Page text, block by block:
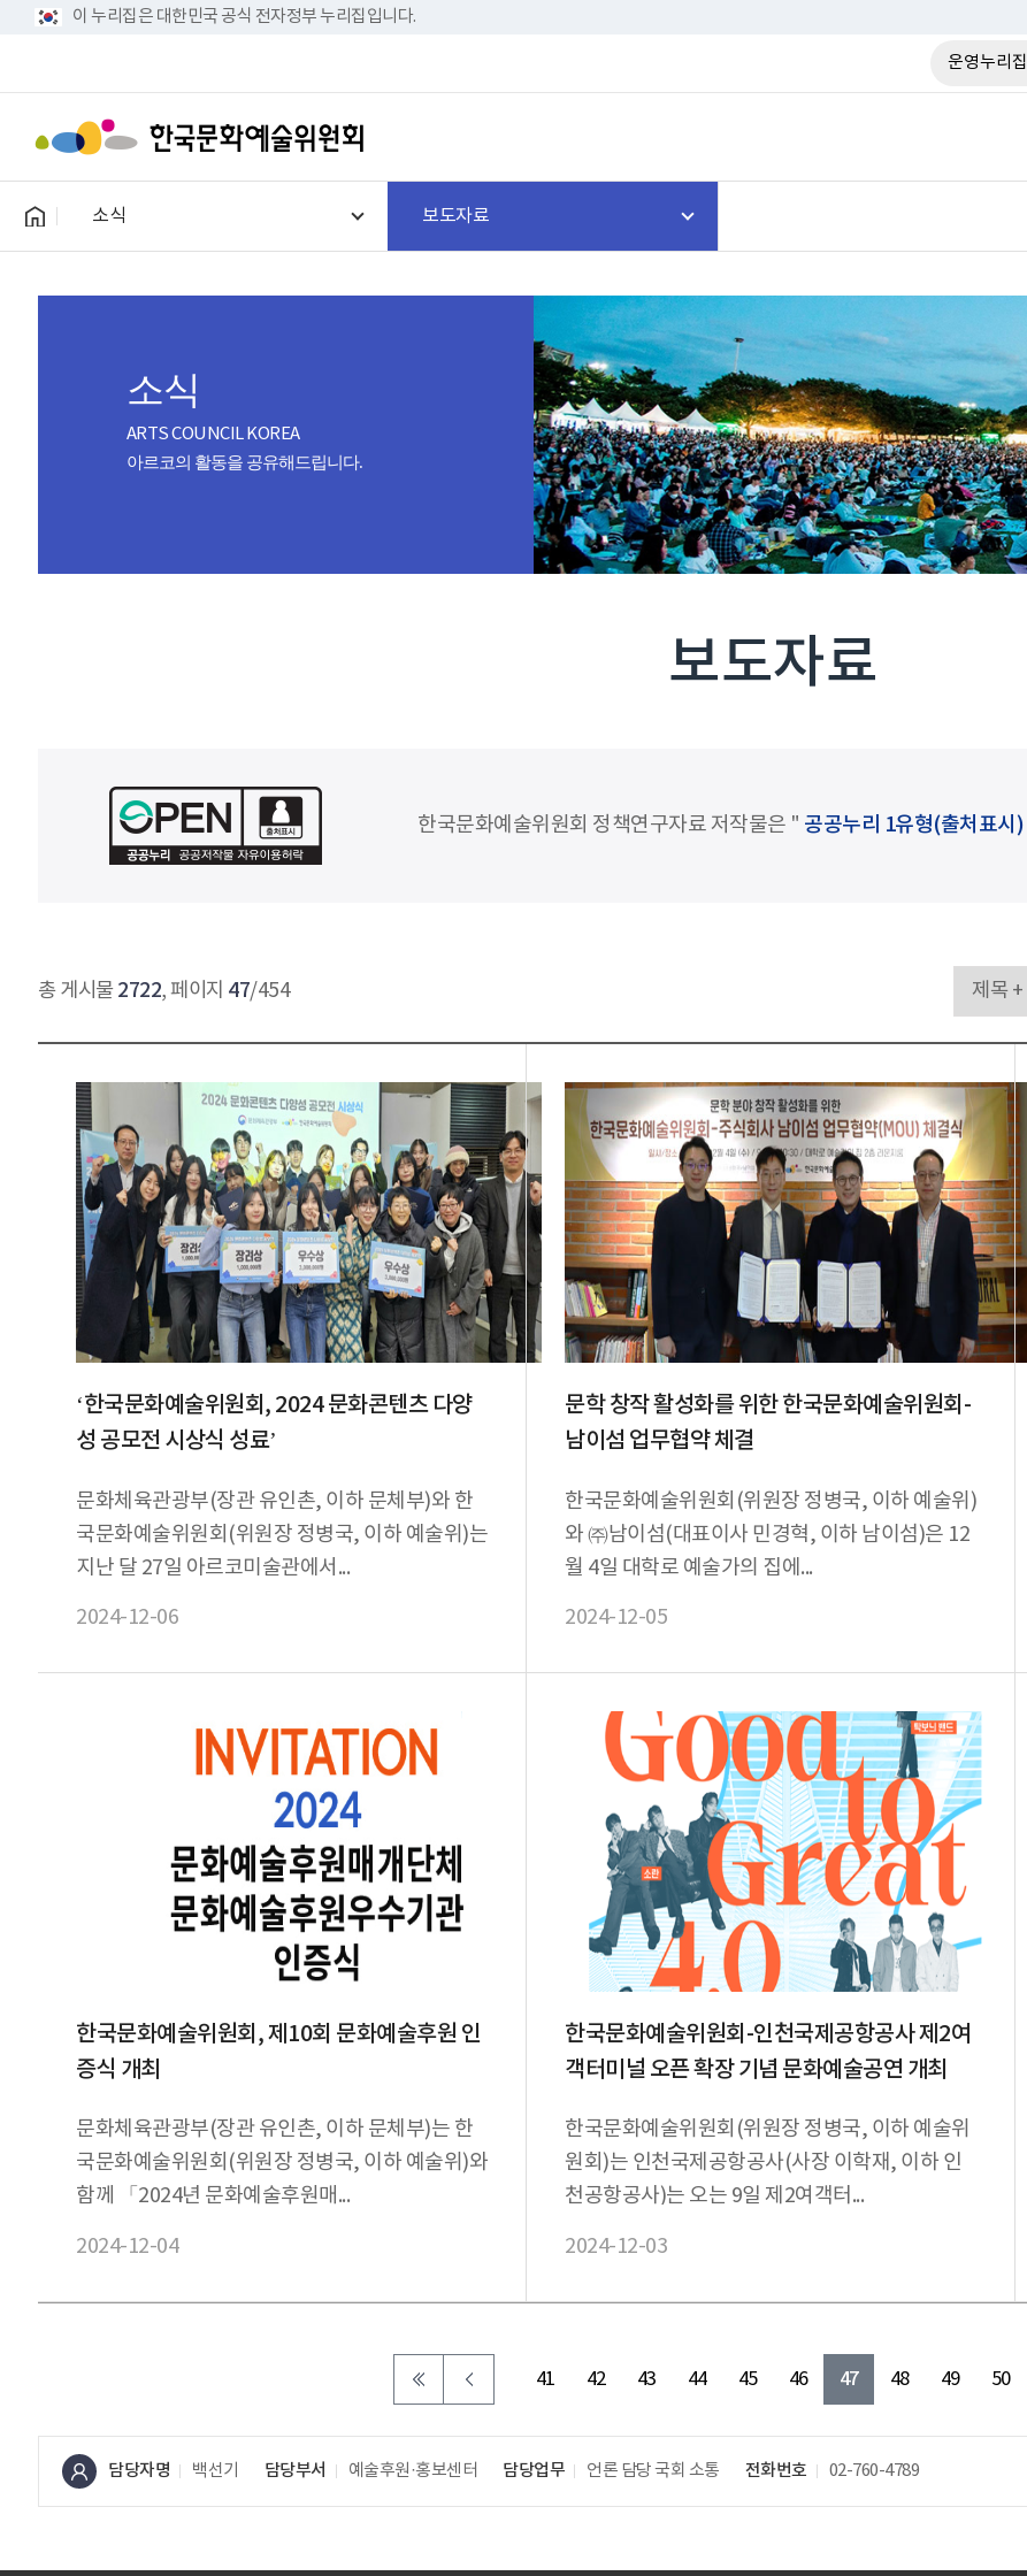
이 누리집은 대한민국 공식 전자정부 누리집입니다.
운영누리집
소식 보도자료
소식
ARTS COUNCIL KOREA
아르코의 활동을 공유해드립니다.
보도자료
한국문화예술위원회 정책연구자료 저작물은 " 공공누리 1유형(출처표시)
총 게시물 2722, 페이지 47/454
‘한국문화예술위원회, 2024 문화콘텐츠 다양
성 공모전 시상식 성료’
문화체육관광부(장관 유인촌, 이하 문체부)와 한
국문화예술위원회(위원장 정병국, 이하 예술위)는
지난 달 27일 아르코미술관에서...
2024-12-06
문학 창작 활성화를 위한 한국문화예술위원회-
남이섬 업무협약 체결
한국문화예술위원회(위원장 정병국, 이하 예술위)
와 ㈜남이섬(대표이사 민경혁, 이하 남이섬)은 12
월 4일 대학로 예술가의 집에...
2024-12-05
한국문화예술위원회, 제10회 문화예술후원 인
증식 개최
문화체육관광부(장관 유인촌, 이하 문체부)는 한
국문화예술위원회(위원장 정병국, 이하 예술위)와
함께 「2024년 문화예술후원매...
2024-12-04
한국문화예술위원회-인천국제공항공사 제2여
객터미널 오픈 확장 기념 문화예술공연 개최
한국문화예술위원회(위원장 정병국, 이하 예술위
원회)는 인천국제공항공사(사장 이학재, 이하 인
천공항공사)는 오는 9일 제2여객터...
2024-12-03
41 42 43 44 45 46 47 48 49 50
담당자명 백선기 담당부서 예술후원·홍보센터 담당업무 언론 담당국회 소통 전화번호 02-760-4789